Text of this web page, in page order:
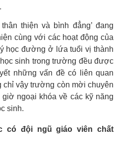
thiện và bình đẳng’ đang
cùng với các hoạt động của
học đường ở lứa tuổi vị thành
sinh trong trường đều được
những vấn đề có liên quan
vậy trường còn mời chuyên
ngoại khóa về các kỹ năng
sinh.
có đội ngũ giáo viên chất